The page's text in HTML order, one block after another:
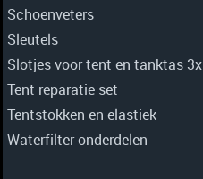
Schoenveters
Sleutels
Slotjes voor tent en tanktas 3x
Tent reparatie set
Tentstokken en elastiek
Waterfilter onderdelen